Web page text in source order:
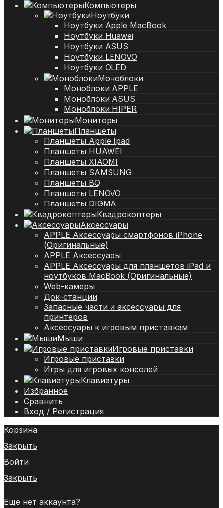
Компьютеры
Ноутбуки
Ноутбуки Apple MacBook
Ноутбуки Huawei
Ноутбуки ASUS
Ноутбуки LENOVO
Ноутбуки OLED
Моноблоки
Моноблоки APPLE
Моноблоки ASUS
Моноблоки HIPER
Мониторы
Планшеты
Планшеты Apple Ipad
Планшеты HUAWEI
Планшеты XIAOMI
Планшеты SAMSUNG
Планшеты BQ
Планшеты LENOVO
Планшеты DIGMA
Квадрокоптеры
Аксессуары
APPLE Аксессуары смартфонов iPhone
(Оригинальные)
APPLE Аксессуары
APPLE Аксессуары для планшетов iPad и
ноутбуков MacBook (Оригинальные)
Web-камеры
Док-станции
Запасные части и аксессуары для
принтеров
Аксессуары к игровым приставкам
Мыши
Игровые приставки
Игровые приставки
Игры для игровых консолей
Клавиатуры
Избранное
Сравнить
Вход / Регистрация
Корзина
Закрыть
Войти
Закрыть
Еще нет аккаунта?